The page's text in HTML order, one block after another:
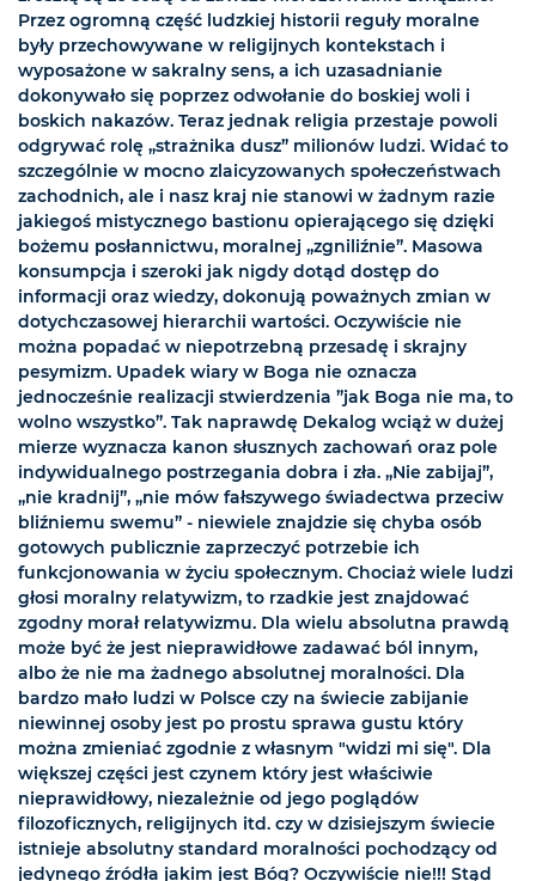
Przez ogromną część ludzkiej historii reguły moralne
były przechowywane w religijnych kontekstach i
wyposażone w sakralny sens, a ich uzasadnianie
dokonywało się poprzez odwołanie do boskiej woli i
boskich nakazów. Teraz jednak religia przestaje powoli
odgrywać rolę „strażnika dusz” milionów ludzi. Widać to
szczególnie w mocno zlaicyzowanych społeczeństwach
zachodnich, ale i nasz kraj nie stanowi w żadnym razie
jakiegoś mistycznego bastionu opierającego się dzięki
bożemu posłannictwu, moralnej „zgniliźnie”. Masowa
konsumpcja i szeroki jak nigdy dotąd dostęp do
informacji oraz wiedzy, dokonują poważnych zmian w
dotychczasowej hierarchii wartości. Oczywiście nie
można popadać w niepotrzebną przesadę i skrajny
pesymizm. Upadek wiary w Boga nie oznacza
jednocześnie realizacji stwierdzenia ”jak Boga nie ma, to
wolno wszystko”. Tak naprawdę Dekalog wciąż w dużej
mierze wyznacza kanon słusznych zachowań oraz pole
indywidualnego postrzegania dobra i zła. „Nie zabijaj”,
„nie kradnij”, „nie mów fałszywego świadectwa przeciw
bliźniemu swemu” - niewiele znajdzie się chyba osób
gotowych publicznie zaprzeczyć potrzebie ich
funkcjonowania w życiu społecznym. Chociaż wiele ludzi
głosi moralny relatywizm, to rzadkie jest znajdować
zgodny morał relatywizmu. Dla wielu absolutna prawdą
może być że jest nieprawidłowe zadawać ból innym,
albo że nie ma żadnego absolutnej moralności. Dla
bardzo mało ludzi w Polsce czy na świecie zabijanie
niewinnej osoby jest po prostu sprawa gustu który
można zmieniać zgodnie z własnym "widzi mi się". Dla
większej części jest czynem który jest właściwie
nieprawidłowy, niezależnie od jego poglądów
filozoficznych, religijnych itd. czy w dzisiejszym świecie
istnieje absolutny standard moralności pochodzący od
jedynego źródła jakim jest Bóg? Oczywiście nie!!! Stąd